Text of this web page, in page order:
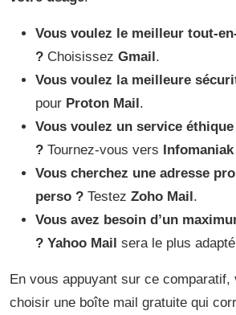
Vous voulez le meilleur tout-
? Choisissez Gmail.
Vous voulez la meilleure
pour Proton Mail.
Vous voulez un service
? Tournez-vous vers
Vous cherchez une adresse
perso ? Testez Zoho Mail.
Vous avez besoin d’un
? Yahoo Mail sera le plus
En vous appuyant sur ce comparatif,
choisir une boîte mail gratuite qui